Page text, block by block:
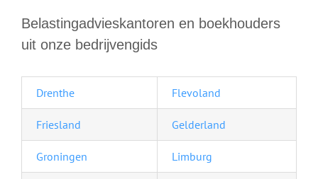
Belastingadvieskantoren en boekhouders
uit onze bedrijvengids
Drenthe Flevoland
Friesland Gelderland
Groningen Limburg